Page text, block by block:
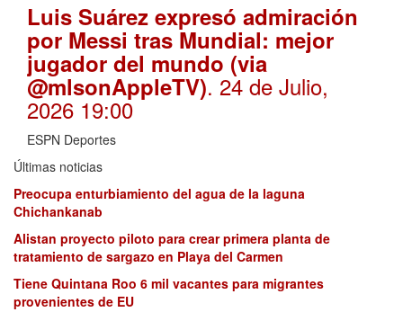
Luis Suárez expresó admiración
por Messi tras Mundial: mejor
jugador del mundo (via
@mlsonAppleTV). 24 de Julio,
2026 19:00
ESPN Deportes
Últimas noticias
Preocupa enturbiamiento del agua de la laguna
Chichankanab
Alistan proyecto piloto para crear primera planta de
tratamiento de sargazo en Playa del Carmen
Tiene Quintana Roo 6 mil vacantes para migrantes
provenientes de EU